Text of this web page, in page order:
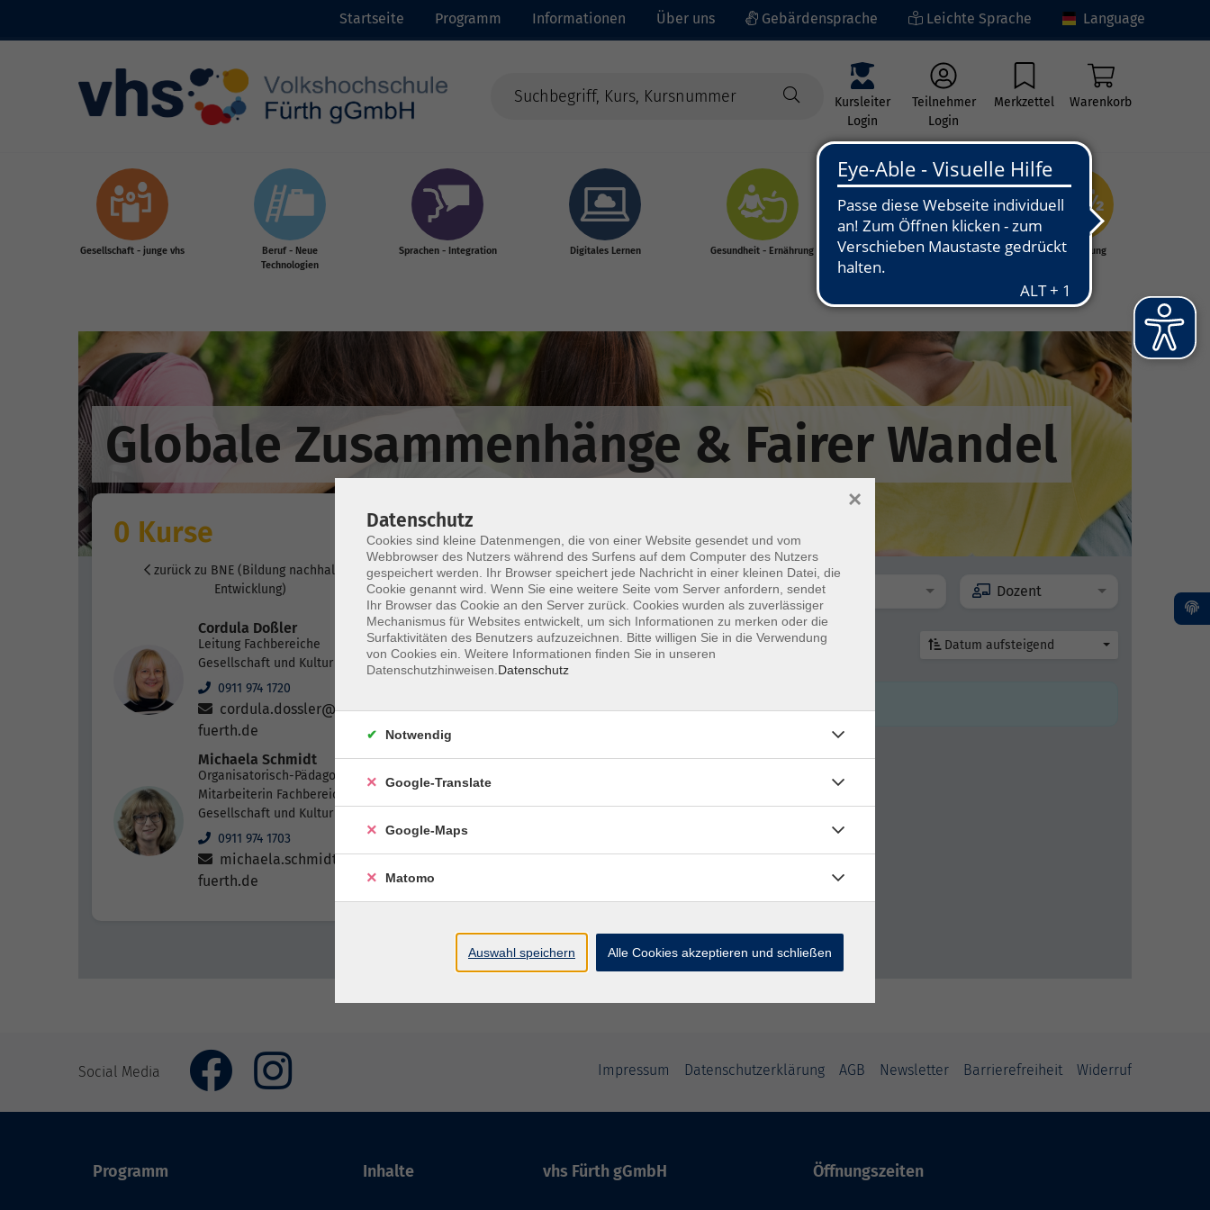
Startseite Programm Informationen Über uns Gebärdensprache Leichte Sprache Language
Kursleiter
Login
Teilnehmer
Login
Merkzettel Warenkorb
Gesellschaft - junge vhs
Beruf - Neue
Technologien
Sprachen - Integration Digitales Lernen Gesundheit - Ernährung
Kunst - Kultur -
Grundbildung
Globale Zusammenhänge & Fairer Wandel
0 Kurse
zurück zu BNE (Bildung nachhaltige
Entwicklung)
Cordula Doßler
Leitung Fachbereiche
Gesellschaft und Kultur
0911 974 1720
cordula.dossler@vhs-
fuerth.de
Michaela Schmidt
Organisatorisch-Pädagogische
Mitarbeiterin Fachbereiche
Gesellschaft und Kultur
0911 974 1703
michaela.schmidt@vhs-
fuerth.de
Wochentage Tageszeit Ort Dozent
nur buchbare nur beginnende Datum aufsteigend
Social Media Impressum Datenschutzerklärung AGB Newsletter Barrierefreiheit Widerruf
Programm Inhalte vhs Fürth gGmbH Öffnungszeiten
Datenschutz
Cookies sind kleine Datenmengen, die von einer Website gesendet und vom
Webbrowser des Nutzers während des Surfens auf dem Computer des Nutzers
gespeichert werden. Ihr Browser speichert jede Nachricht in einer kleinen Datei, die
Cookie genannt wird. Wenn Sie eine weitere Seite vom Server anfordern, sendet
Ihr Browser das Cookie an den Server zurück. Cookies wurden als zuverlässiger
Mechanismus für Websites entwickelt, um sich Informationen zu merken oder die
Surfaktivitäten des Benutzers aufzuzeichnen. Bitte willigen Sie in die Verwendung
von Cookies ein. Weitere Informationen finden Sie in unseren
Datenschutzhinweisen. Datenschutz
×
Notwendig
Google-Translate
Google-Maps
Matomo
Auswahl speichern Alle Cookies akzeptieren und schließen